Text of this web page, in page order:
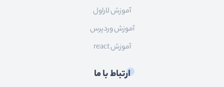
آموزش لاراول
آموزش وردپرس
آموزش react
ارتباط با ما